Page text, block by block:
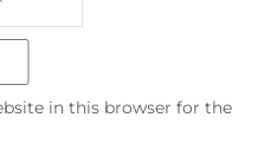
in this browser for the